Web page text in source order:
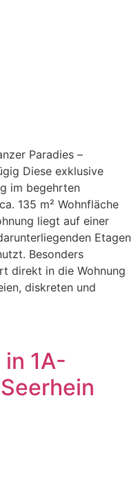
Paradies –
Diese exklusive
im begehrten
135 m² Wohnfläche
liegt auf einer
Etagen
Besonders
direkt in die Wohnung
diskreten und
1A-